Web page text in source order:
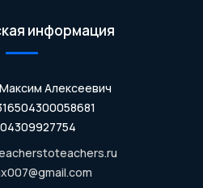
информация
Алексеевич